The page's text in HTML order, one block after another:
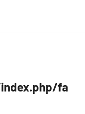
fa